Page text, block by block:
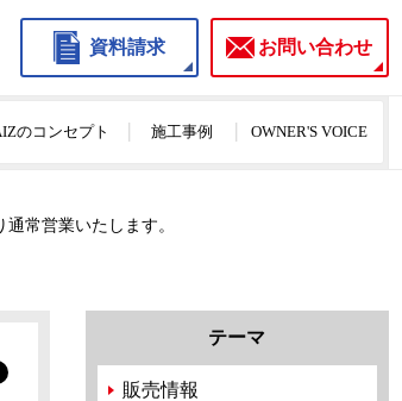
資料請求 お問い合わせ
のコンセプト 施工事例 OWNER'S VOICE
常営業いたします。
テーマ
販売情報